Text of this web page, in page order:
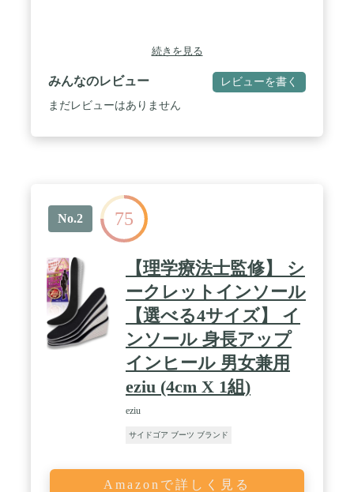
続きを見る
みんなのレビュー レビューを書く
まだレビューはありません
No.2 75
【理学療法士監修】 シ
ークレットインソール
【選べる4サイズ】 イ
ンソール 身長アップ
インヒール 男女兼用
eziu (4cm X 1組)
eziu
サイドゴア ブーツ ブランド
Amazonで詳しく見る